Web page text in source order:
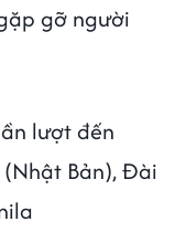
gỡ người
lượt đến
(Nhật Bản), Đài